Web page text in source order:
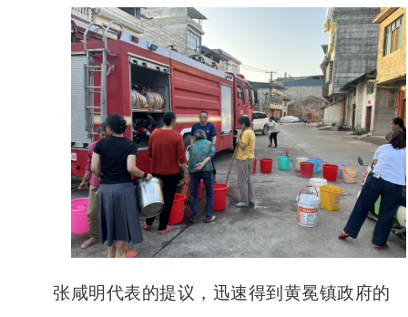
张咸明代表的提议，迅速得到黄冕镇政府的